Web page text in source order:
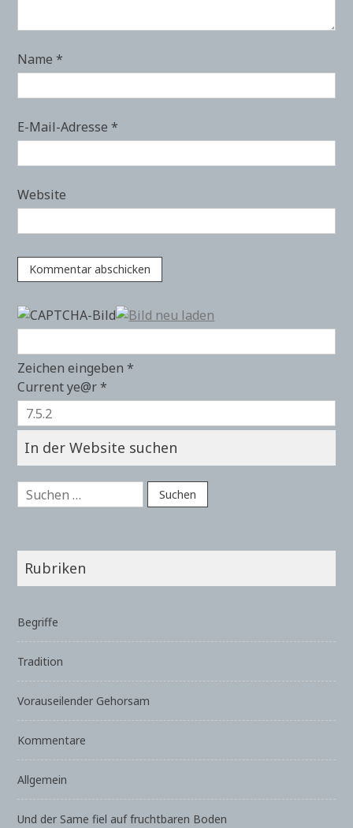
Name*
E-Mail-Adresse*
Website
Zeichen eingeben*
Current ye@r*
In der Website suchen
Suchen
nach:
Rubriken
Begriffe
Tradition
Vorauseilender Gehorsam
Kommentare
Allgemein
Und der Same fiel auf fruchtbaren Boden